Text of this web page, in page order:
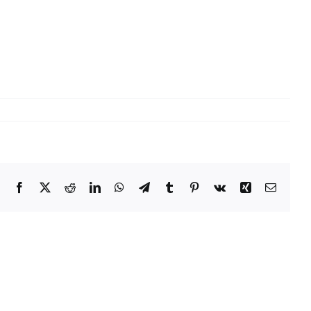
Facebook
X RedditLinkedInWhatsApp
TelegramTumblr Pinterest
Vk Xing E-